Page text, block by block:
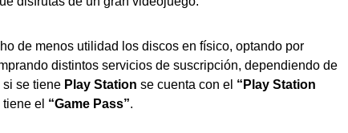
de menos utilidad los discos en físico, optando por
distintos servicios de suscripción, dependiendo de
si se tiene Play Station se cuenta con el “Play Station
tiene el “Game Pass”.